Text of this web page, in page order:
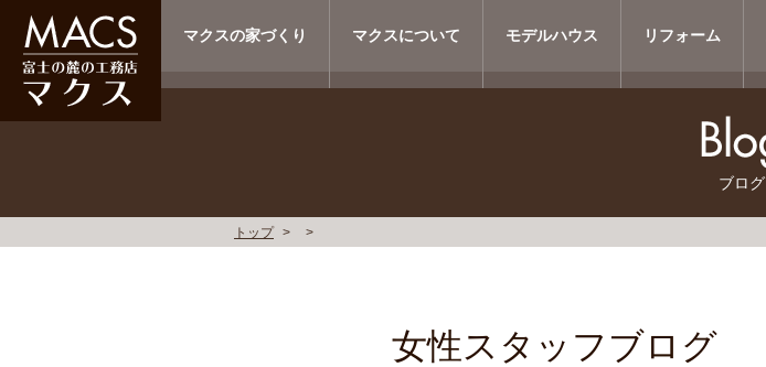
マクスの家づくり マクスについて モデルハウス リフォーム
ブログ
トップ
女性スタッフブログ